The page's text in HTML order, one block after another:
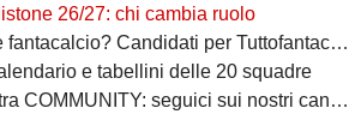
26/27: chi cambia ruolo
Candidati per Tuttofantacalcio
e tabellini delle 20 squadre
seguici sui nostri canali social